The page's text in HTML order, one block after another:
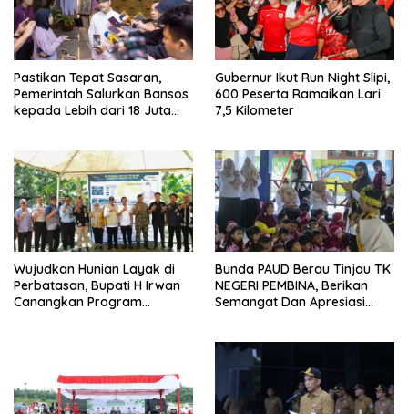
Pastikan Tepat Sasaran,
Pemerintah Salurkan Bansos
kepada Lebih dari 18 Juta
Gubernur Ikut Run Night Slipi,
600 Peserta Ramaikan Lari
7,5 Kilometer
Wujudkan Hunian Layak di
Perbatasan, Bupati H Irwan
Canangkan Program
Bunda PAUD Berau Tinjau TK
NEGERI PEMBINA, Berikan
Semangat Dan Apresiasi